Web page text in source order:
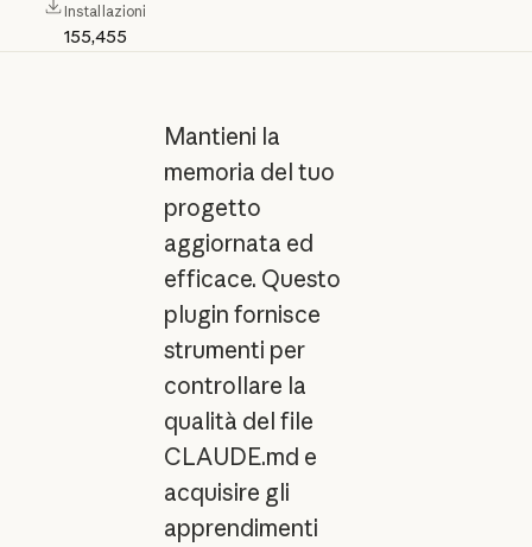
Installazioni
155,455
Mantieni la
memoria del tuo
progetto
aggiornata ed
efficace. Questo
plugin fornisce
strumenti per
controllare la
qualità del file
CLAUDE.md e
acquisire gli
apprendimenti